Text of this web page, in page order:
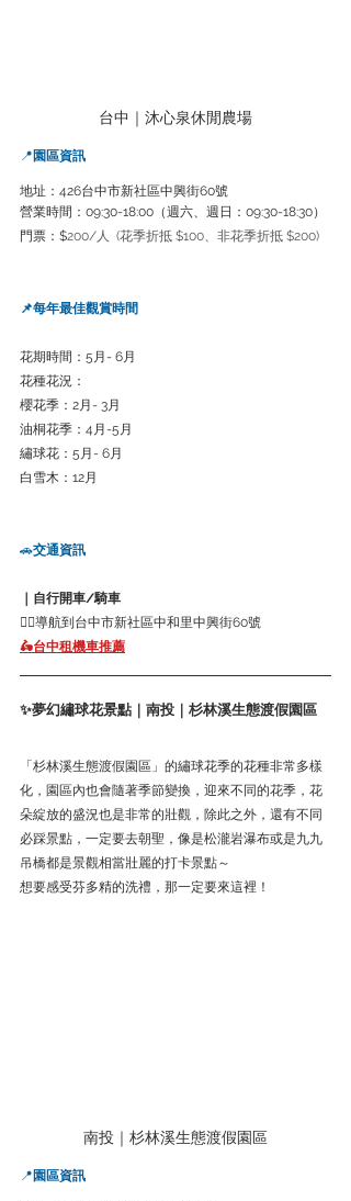
台中｜沐心泉休閒農場
📍 園區資訊
地址：426台中市新社區中興街60號
營業時間：09:30-18:00（週六、週日：09:30-18:30）
門票： $200/人  (花季折抵 $100、非花季折抵 $200)
📌每年最佳觀賞時間
花期時間：5月- 6月
花種花況：
櫻花季：2月- 3月
油桐花季：4月-5月
繡球花：5月- 6月
白雪木：12月
🚗交通資訊
｜自行開車/騎車
👉🏻導航到台中市新社區中和里中興街60號
🛵台中租機車推薦
✨夢幻繡球花景點｜南投｜杉林溪生態渡假園區
「杉林溪生態渡假園區」的繡球花季的花種非常多樣
化，園區內也會隨著季節變換，迎來不同的花季，花
朵綻放的盛況也是非常的壯觀，除此之外，還有不同
必踩景點，一定要去朝聖，像是松瀧岩瀑布或是九九
吊橋都是景觀相當壯麗的打卡景點～
想要感受芬多精的洗禮，那一定要來這裡！
南投｜杉林溪生態渡假園區
📍 園區資訊